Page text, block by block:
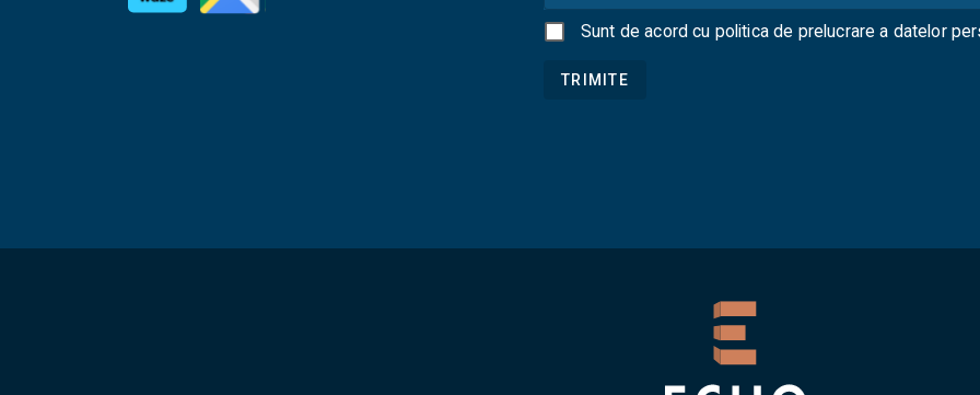
Sunt de acord cu politica de prelucrare a datelor
TRIMITE